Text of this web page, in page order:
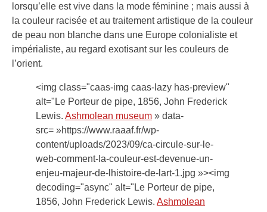
lorsqu’elle est vive dans la mode féminine ; mais aussi à
la couleur racisée et au traitement artistique de la couleur
de peau non blanche dans une Europe colonialiste et
impérialiste, au regard exotisant sur les couleurs de
l’orient.
<img class="caas-img caas-lazy has-preview"
alt="Le Porteur de pipe, 1856, John Frederick
Lewis. Ashmolean museum » data-
src= »https://www.raaaf.fr/wp-
content/uploads/2023/09/ca-circule-sur-le-
web-comment-la-couleur-est-devenue-un-
enjeu-majeur-de-lhistoire-de-lart-1.jpg »><img
decoding="async" alt="Le Porteur de pipe,
1856, John Frederick Lewis. Ashmolean